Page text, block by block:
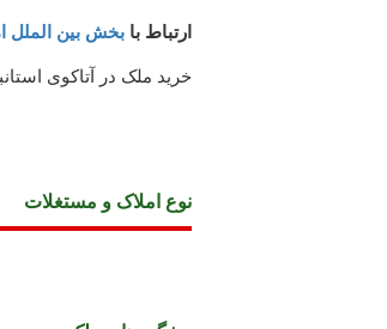
ارتباط بابخش بین الملل
خرید ملک در آتاکوی
نوع املاک و مستغلات